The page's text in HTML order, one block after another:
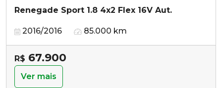
Renegade Sport 1.8 4x2 Flex 16V Aut.
2016/2016 85.000 km
R$ 67.900
Ver mais